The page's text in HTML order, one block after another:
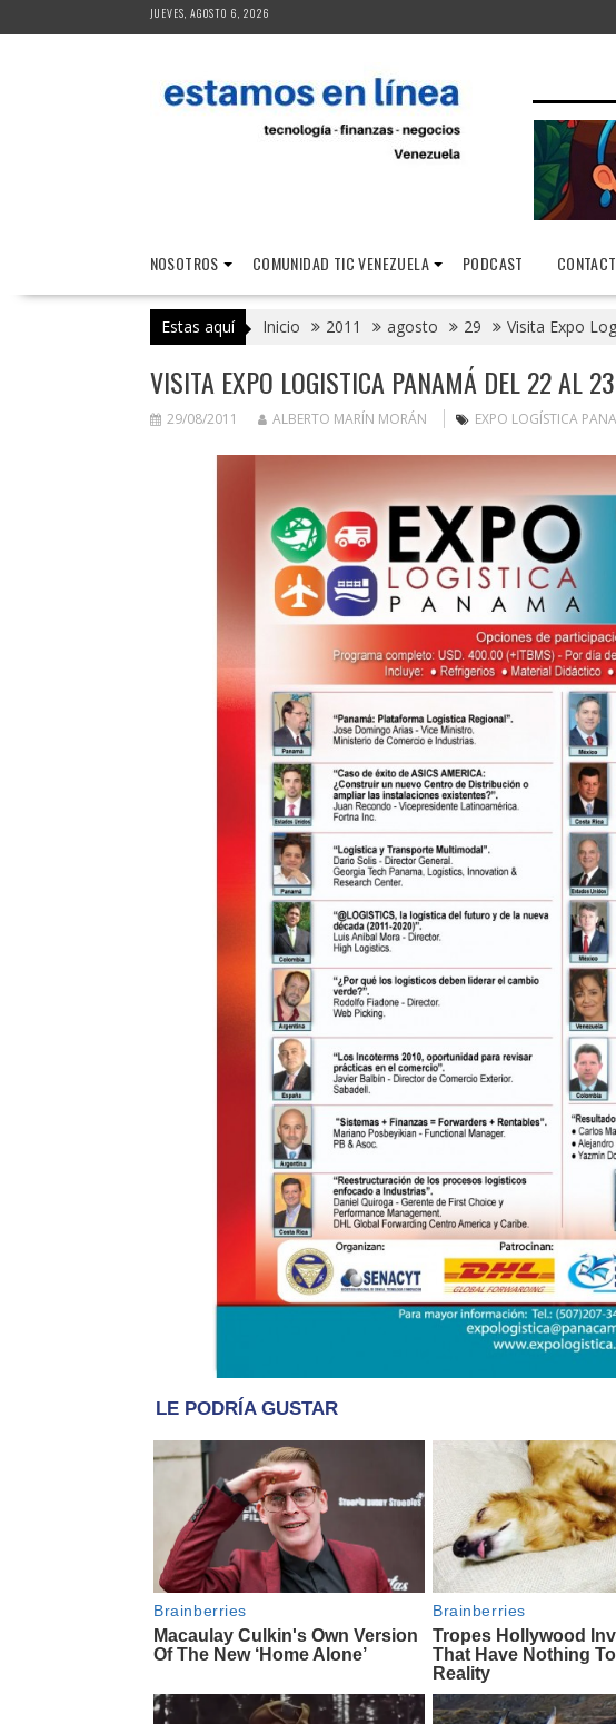
al
JUEVES, AGOSTO 6, 2026
NOSOTROS COMUNIDAD TIC VENEZUELA PODCAST
Estas aquí Inicio 2011 agosto 29 Visita Expo
VISITA EXPO LOGISTICA PANAMÁ DEL 22 AL
29/08/2011 ALBERTO MARÍN MORÁN EXPO LOGÍSTICA